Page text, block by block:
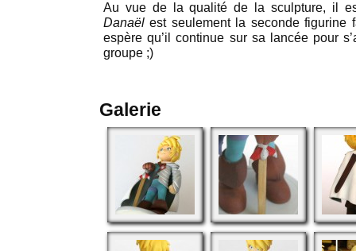
Au vue de la qualité de la sculpture, il
Danaël est seulement la seconde figurine
espère qu’il continue sur sa lancée pour
groupe ;)
Galerie